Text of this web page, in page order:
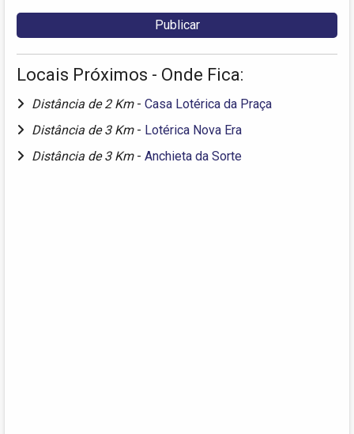
Locais Próximos - Onde Fica:
Distância de 2 Km - Casa Lotérica da Praça
Distância de 3 Km - Lotérica Nova Era
Distância de 3 Km - Anchieta da Sorte